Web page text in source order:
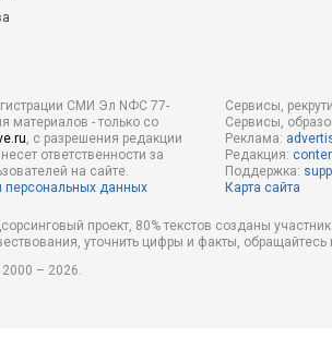
СМИ Эл NФС 77-
материалов - только со
, с разрешения редакции
ответственности за
на сайте.
персональных данных
Сервисы,
Сервисы,
Реклама:
Редакция:
Поддержка:
Карта сайта
проект, 80% текстов созданы
уточнить цифры и факты,
– 2026.